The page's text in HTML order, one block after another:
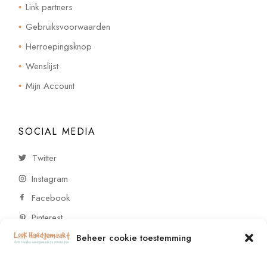
Beheer cookie toestemming
Link partners
Gebruiksvoorwaarden
Herroepingsknop
Wenslijst
Mijn Account
SOCIAL MEDIA
Twitter
Instagram
Facebook
Pinterest